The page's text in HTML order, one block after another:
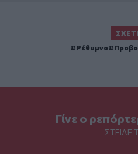
Ρέθυμνο
Γίνε ο
ΣΤΕΊΛΕ